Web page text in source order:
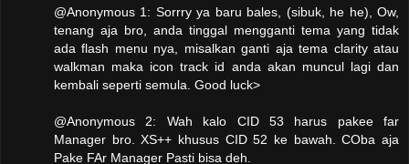
@Anonymous 1: Sorrry ya baru bales, (sibuk, he he), Ow,
tenang aja bro, anda tinggal mengganti tema yang tidak
ada flash menu nya, misalkan ganti aja tema clarity atau
walkman maka icon track id anda akan muncul lagi dan
kembali seperti semula. Good luck>
@Anonymous 2: Wah kalo CID 53 harus pakee far
Manager bro. XS++ khusus CID 52 ke bawah. COba aja
Pake FAr Manager Pasti bisa deh.